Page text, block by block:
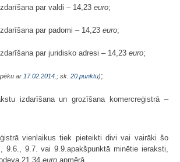
par valdi – 14,23 euro;
par padomi – 14,23 euro;
par juridisko adresi – 14,23 euro;
ar 17.02.2014. ; sk. 20.punktu);
izdarīšana un grozīšana komercreģistrā –
vienlaikus tiek pieteikti divi vai vairāki šo
9.6., 9.7. vai 9.9.apakšpunktā minētie ieraksti,
21,34 euro apmērā.